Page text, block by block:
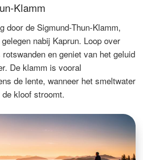
Klamm
door de Sigmund-Thun-Klamm,
nabij Kaprun. Loop over
en geniet van het geluid
De klamm is vooral
de lente, wanneer het smeltwater
kloof stroomt.